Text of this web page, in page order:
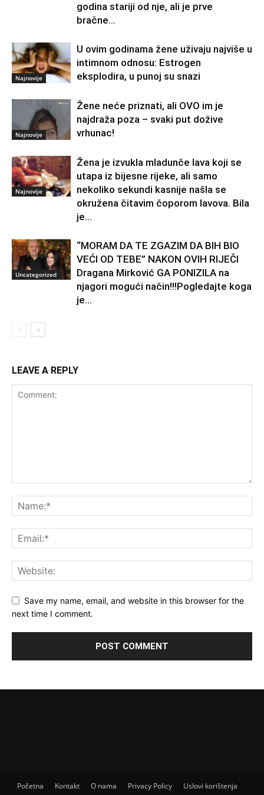
godina stariji od nje, ali je prve
bračne...
Najnovije
U ovim godinama žene uživaju najviše u
intimnom odnosu: Estrogen
eksplodira, u punoj su snazi
Najnovije
Žene neće priznati, ali OVO im je
najdraža poza – svaki put dožive
vrhunac!
Najnovije
Žena je izvukla mladunče lava koji se
utapa iz bijesne rijeke, ali samo
nekoliko sekundi kasnije našla se
okružena čitavim čoporom lavova. Bila
je...
Uncategorized
“MORAM DA TE ZGAZIM DA BIH BIO
VEĆI OD TEBE” NAKON OVIH RIJEČI
Dragana Mirković GA PONIZILA na
njagori mogući način!!!Pogledajte koga
je...
LEAVE A REPLY
Save my name, email, and website in this browser for the
next time I comment.
Početna Kontakt O nama Privacy Policy
Uslovi korištenja